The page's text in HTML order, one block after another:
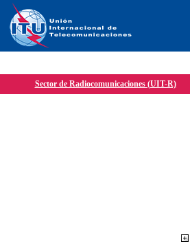
Sector de Radiocomunicaciones (UIT-R)